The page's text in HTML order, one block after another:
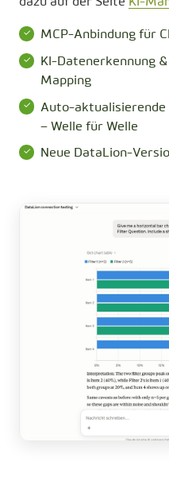
dazu auf der Seite KI-
MCP-Anbindung für
KI-Datenerkennung
Mapping
Auto-aktualisierende
– Welle für Welle
Neue DataLion-